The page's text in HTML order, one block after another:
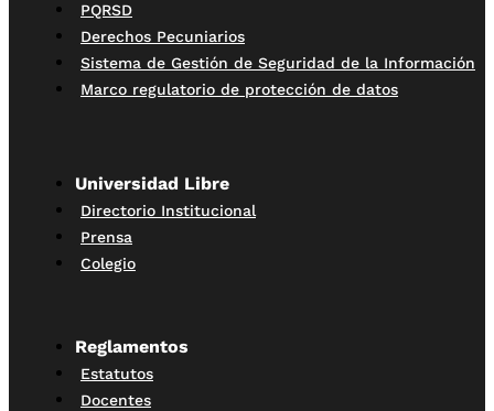
PQRSD
Derechos Pecuniarios
Sistema de Gestión de Seguridad de la Información
Marco regulatorio de protección de datos
Universidad Libre
Directorio Institucional
Prensa
Colegio
Reglamentos
Estatutos
Docentes